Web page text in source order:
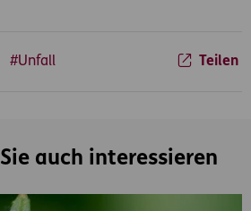
#Unfall Teilen
auch interessieren